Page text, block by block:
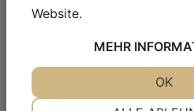
Website.
MEHR
OK